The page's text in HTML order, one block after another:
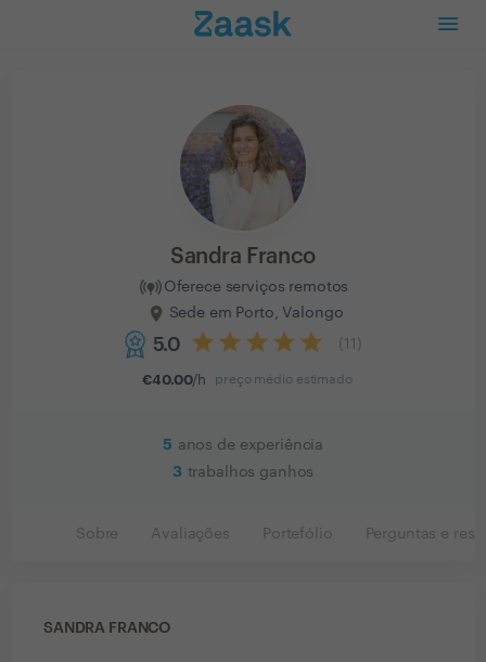
Sandra Franco
Oferece serviços remotos
Sede em Porto, Valongo
5.0 11
€40.00/h preço médio estimado
5 anos de experiência
3 trabalhos ganhos
Sobre Avaliações Portefólio Perguntas e
SANDRA FRANCO